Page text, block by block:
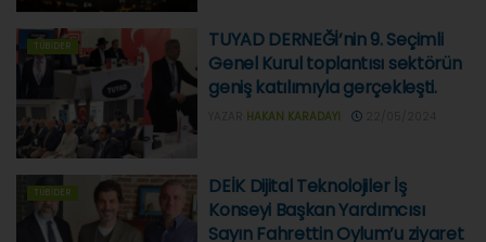
TÜBIDER
TUYAD DERNEĞİ’nin 9. Seçimli
Genel Kurul toplantısı sektörün
geniş katılımıyla gerçekleşti.
HAKAN KARADAYI
TÜBIDER
DEİK Dijital Teknolojiler İş
Konseyi Başkan Yardımcısı
Sayın Fahrettin Oylum’u ziyaret